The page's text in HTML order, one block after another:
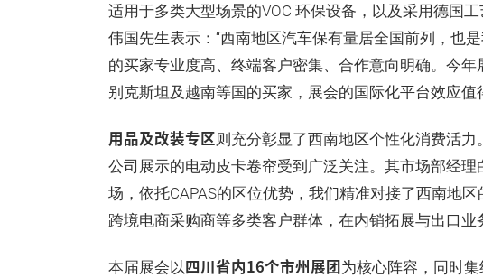
适用于多类大型场景的VOC 环保设备，以及采用德国
伟国先生表示：“西南地区汽车保有量居全国前列，也
的买家专业度高、终端客户密集、合作意向明确。今
别克斯坦及越南等国的买家，展会的国际化平台效应值
用品及改装专区则充分彰显了西南地区个性化消费活
公司展示的电动皮卡卷帘受到广泛关注。其市场部经
场，依托CAPAS的区位优势，我们精准对接了西南地
跨境电商采购商等多类客户群体，在内销拓展与出口业
本届展会以四川省内16个市州展团为核心阵容，同时